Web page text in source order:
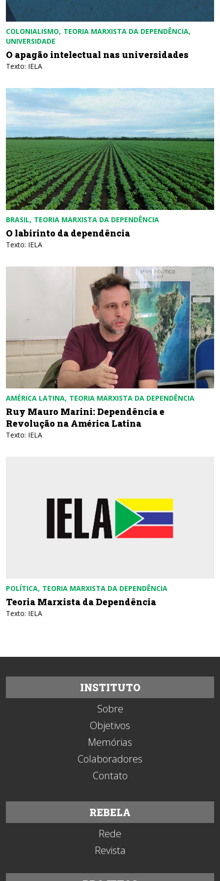
COLONIALISMO TEORIA MARXISTA DA DEPENDÊNCIA
UNIVERSIDADE
O apagão intelectual nas universidades
Texto: IELA
BRASIL TEORIA MARXISTA DA DEPENDÊNCIA
O labirinto da dependência
Texto: IELA
AMÉRICA LATINA TEORIA MARXISTA DA DEPENDÊNCIA
Ruy Mauro Marini: Dependência e
Revolução na América Latina
Texto: IELA
POLÍTICA TEORIA MARXISTA DA DEPENDÊNCIA
Teoria Marxista da Dependência
Texto: IELA
INSTITUTO
Sobre
Objetivos
Memórias
Colaboradores
Contato
REBELA
Rede
Revista